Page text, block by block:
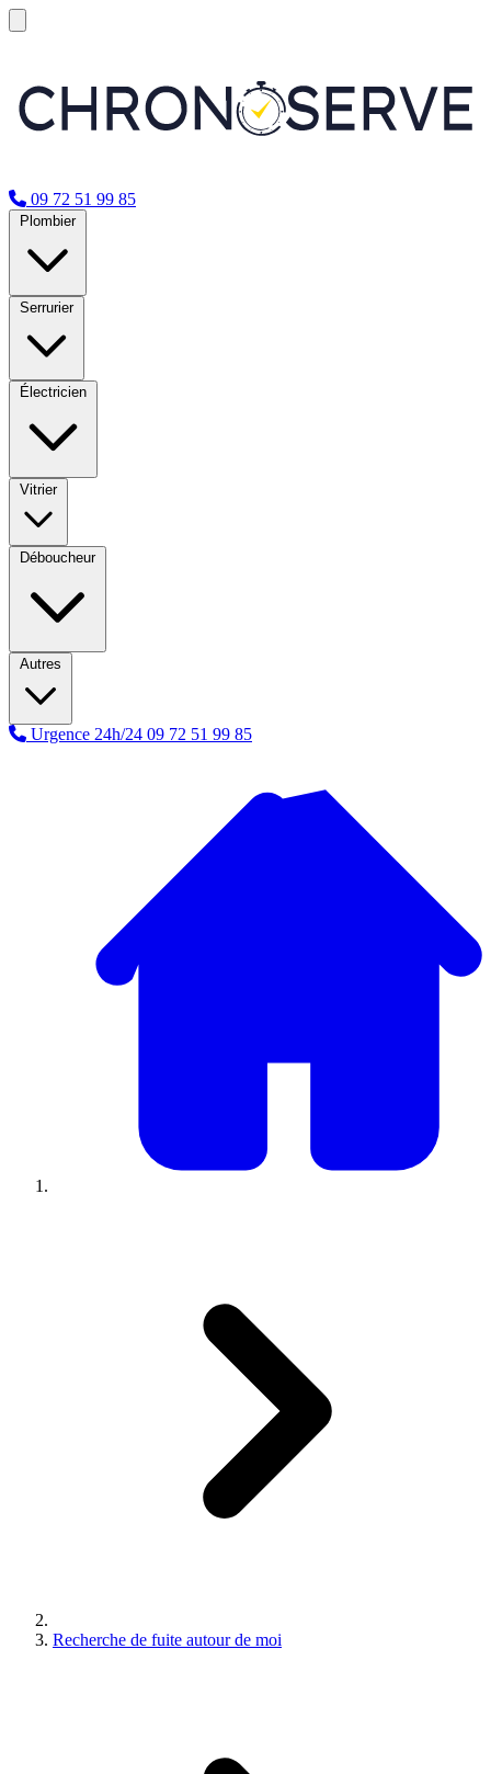
09 72 51 99 85
Plombier
Serrurier
Électricien
Vitrier
Déboucheur
Autres
Urgence 24h/24 09 72 51 99 85
Recherche de fuite autour de moi